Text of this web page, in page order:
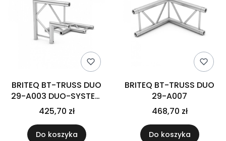
BRITEQ BT-TRUSS DUO
29-A003 DUO-SYSTEM
konstrukcja narożnik
2mm
425,70 zł
Do koszyka
BRITEQ BT-TRUSS DUO
29-A007
468,70 zł
Do koszyka